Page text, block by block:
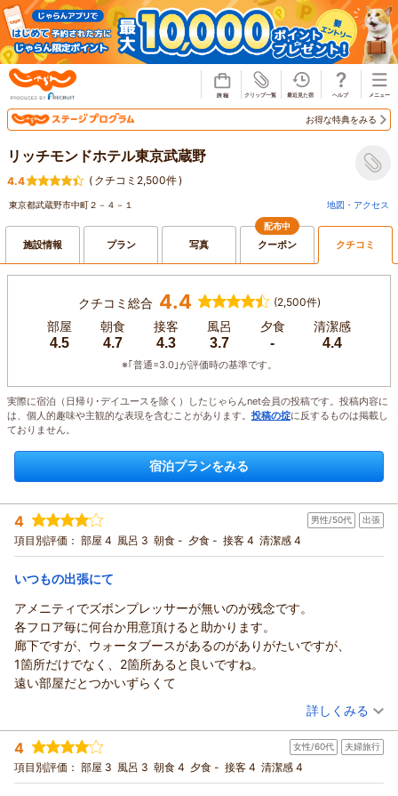
お得な特典をみる
リッチモンドホテル東京武蔵野
4.4 ( クチコミ2,500件)
東京都武蔵野市中町２－４－１ 地図・アクセス
施設情報 プラン 写真
配布中
クーポン クチコミ
クチコミ総合 4.4 (2,500件)
部屋
4.5
朝食
4.7
接客
4.3
風呂
3.7
夕食
-
清潔感
4.4
※｢普通=3.0｣が評価時の基準です。
実際に宿泊（日帰り･デイユースを除く）したじゃらんnet会員の投稿です。投稿内容に
は、個人的趣味や主観的な表現を含むことがあります。 投稿の掟に反するものは掲載し
ておりません。
宿泊プランをみる
4 男性/50代 出張
項目別評価： 部屋 4 風呂 3 朝食 - 夕食 - 接客 4 清潔感 4
いつもの出張にて
アメニティでズボンプレッサーが無いのが残念です。
各フロア毎に何台か用意頂けると助かります。
廊下ですが、ウォータブースがあるのがありがたいですが、
1箇所だけでなく、2箇所あると良いですね。
遠い部屋だとつかいずらくて
（投稿日：2026/08/02）
宿泊時期： 2026年07月宿泊 (出張)
投稿者： T-KONさん
宿泊プラン： 【じゃらんスペシャルウィーク】【早割60/素泊り】60日前ま
での早期割引予約でお得！
シングル 食事なし
詳しくみる
4 女性/60代 夫婦旅行
項目別評価： 部屋 3 風呂 3 朝食 4 夕食 - 接客 4 清潔感 4